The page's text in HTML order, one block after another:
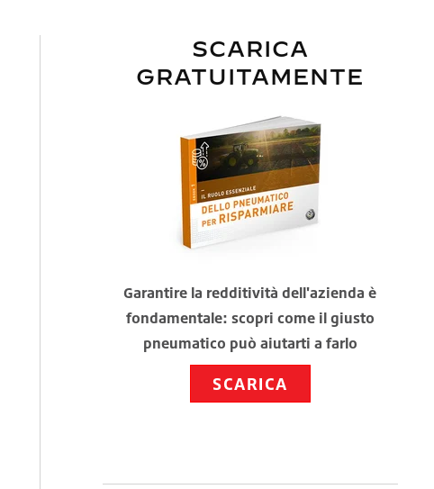
SCARICA
GRATUITAMENTE
Garantire la redditività dell'azienda è
fondamentale: scopri come il giusto
pneumatico può aiutarti a farlo
SCARICA